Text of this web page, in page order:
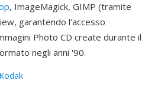
, ImageMagick, GIMP (tramite
garantendo l'accesso
Photo CD create durante il
negli anni '90.